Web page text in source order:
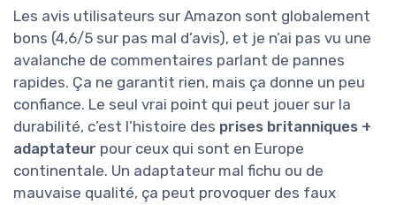
Les avis utilisateurs sur Amazon sont globalement
bons (4,6/5 sur pas mal d’avis), et je n’ai pas vu une
avalanche de commentaires parlant de pannes
rapides. Ça ne garantit rien, mais ça donne un peu
confiance. Le seul vrai point qui peut jouer sur la
durabilité, c’est l’histoire des prises britanniques +
adaptateur pour ceux qui sont en Europe
continentale. Un adaptateur mal fichu ou de
mauvaise qualité, ça peut provoquer des faux